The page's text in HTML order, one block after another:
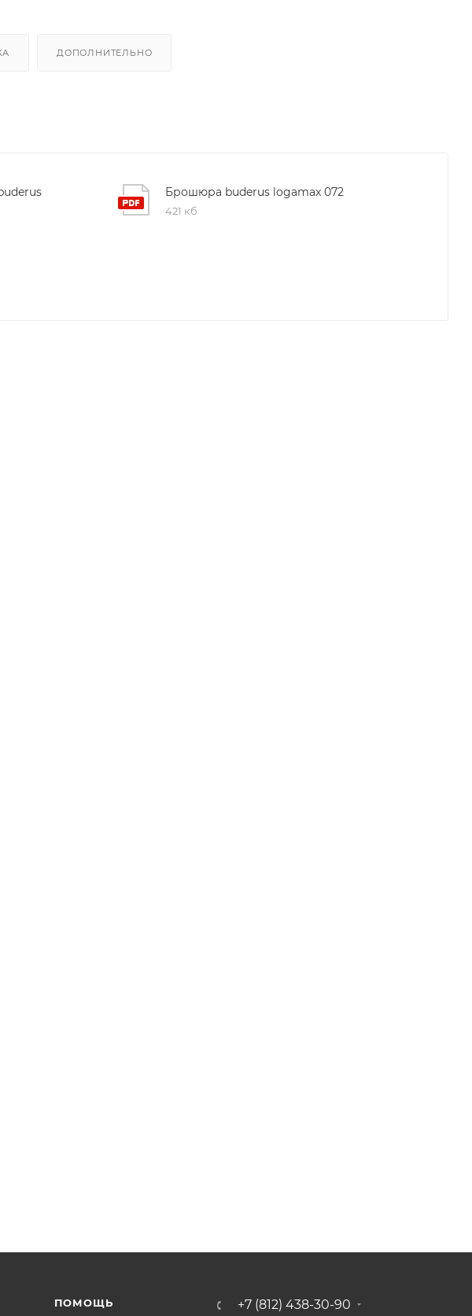
ДОПОЛНИТЕЛЬНО
Брошюра buderus logamax 072
421 кб
ПОМОЩЬ +7 (812) 438-30-90